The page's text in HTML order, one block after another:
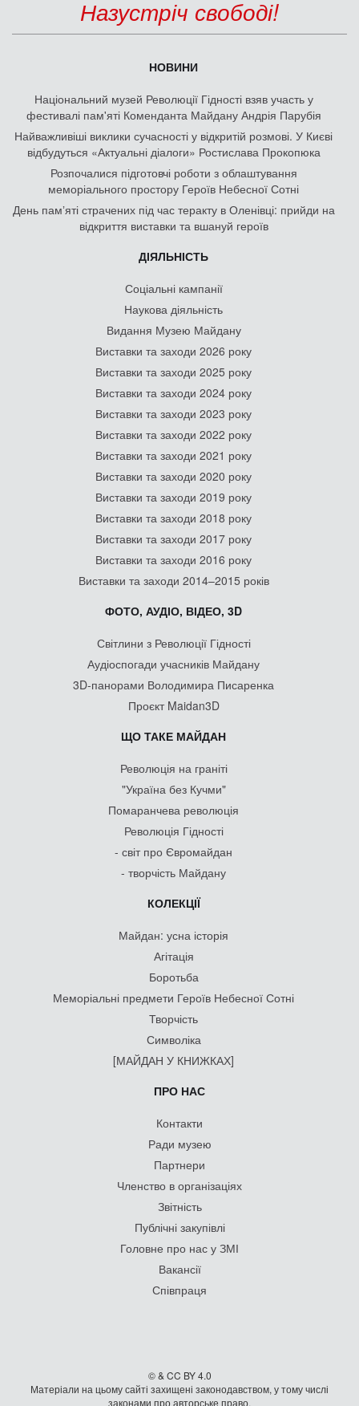
Назустріч свободі!
НОВИНИ
Національний музей Революції Гідності взяв участь у
фестивалі пам'яті Коменданта Майдану Андрія Парубія
Найважливіші виклики сучасності у відкритій розмові. У Києві
відбудуться «Актуальні діалоги» Ростислава Прокопюка
Розпочалися підготовчі роботи з облаштування
меморіального простору Героїв Небесної Сотні
День памʼяті страчених під час теракту в Оленівці: прийди на
відкриття виставки та вшануй героїв
ДІЯЛЬНІСТЬ
Соціальні кампанії
Наукова діяльність
Видання Музею Майдану
Виставки та заходи 2026 року
Виставки та заходи 2025 року
Виставки та заходи 2024 року
Виставки та заходи 2023 року
Виставки та заходи 2022 року
Виставки та заходи 2021 року
Виставки та заходи 2020 року
Виставки та заходи 2019 року
Виставки та заходи 2018 року
Виставки та заходи 2017 року
Виставки та заходи 2016 року
Виставки та заходи 2014–2015 років
ФОТО, АУДІО, ВІДЕО, 3D
Світлини з Революції Гідності
Аудіоспогади учасників Майдану
3D-панорами Володимира Писаренка
Проєкт Maidan3D
ЩО ТАКЕ МАЙДАН
Революція на граніті
"Україна без Кучми"
Помаранчева революція
Революція Гідності
- світ про Євромайдан
- творчість Майдану
КОЛЕКЦІЇ
Майдан: усна історія
Агітація
Боротьба
Меморіальні предмети Героїв Небесної Сотні
Творчість
Символіка
[МАЙДАН У КНИЖКАХ]
ПРО НАС
Контакти
Ради музею
Партнери
Членство в організаціях
Звітність
Публічні закупівлі
Головне про нас у ЗМІ
Вакансії
Співпраця
© & CC BY 4.0
Матеріали на цьому сайті захищені законодавством, у тому числі
законами про авторське право.